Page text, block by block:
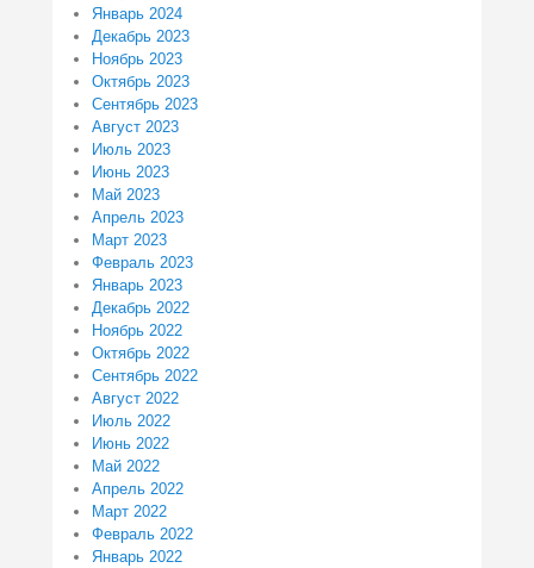
Январь 2024
Декабрь 2023
Ноябрь 2023
Октябрь 2023
Сентябрь 2023
Август 2023
Июль 2023
Июнь 2023
Май 2023
Апрель 2023
Март 2023
Февраль 2023
Январь 2023
Декабрь 2022
Ноябрь 2022
Октябрь 2022
Сентябрь 2022
Август 2022
Июль 2022
Июнь 2022
Май 2022
Апрель 2022
Март 2022
Февраль 2022
Январь 2022